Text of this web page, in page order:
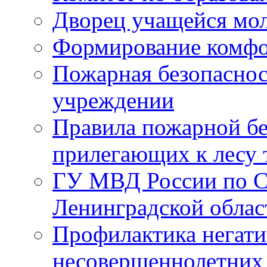
Дворец учащейся
Формирование
Пожарная
учреждении
Правила пожарной
прилегающих к лесу
ГУ МВД России по
Ленинградской
Профилактика
несовершеннолетних